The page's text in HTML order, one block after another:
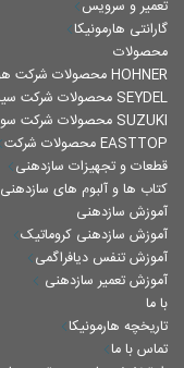
تعمیر و سرویس
گارانتی هارمونیکا
محصولات
محصولات شرکت هوهنر HOHNER
محصولات شرکت سیدل SEYDEL
محصولات شرکت سوزوکی SUZUKI
محصولات شرکت EASTTOP
قطعات و تجهیزات سازدهنی
کتاب ها و آلبوم های سازدهنی
آموزش سازدهنی
آموزش سازدهنی کروماتیک
آموزش تنفس دیافراگمی
آموزش تعمیر سازدهنی
با ما
تاریخچه هارمونیکا
تماس با ما